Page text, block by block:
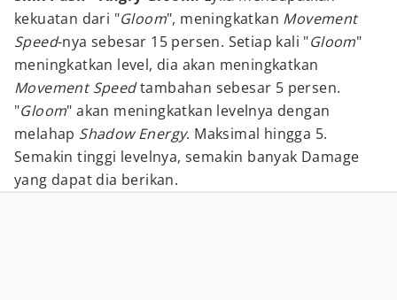
kekuatan dari "Gloom", meningkatkan Movement
Speed-nya sebesar 15 persen. Setiap kali "Gloom"
meningkatkan level, dia akan meningkatkan
Movement Speedtambahan sebesar 5 persen.
"Gloom" akan meningkatkan levelnya dengan
melahap Shadow Energy. Maksimal hingga 5.
Semakin tinggi levelnya, semakin banyak Damage
yang dapat dia berikan.